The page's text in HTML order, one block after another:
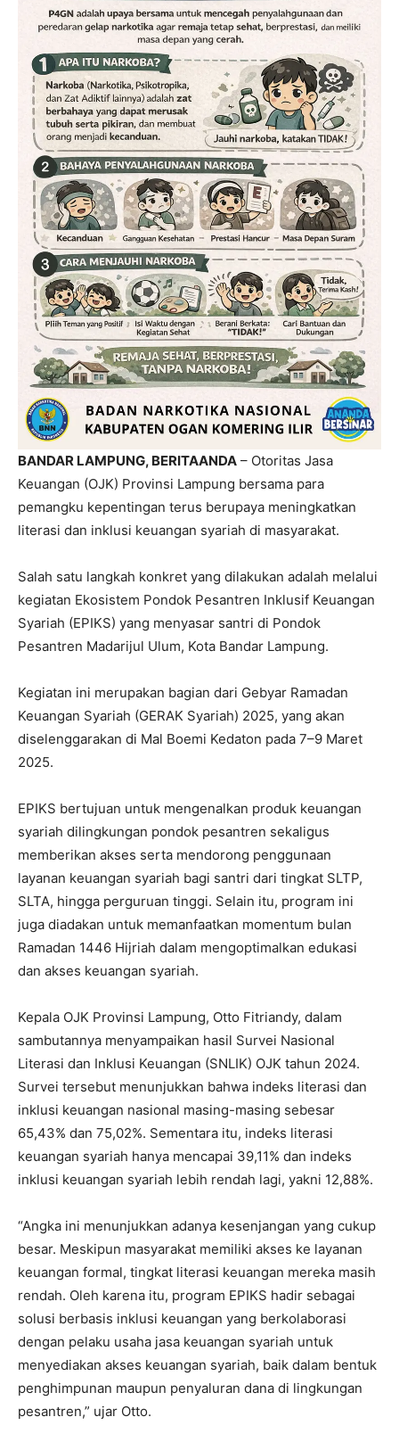
BANDAR LAMPUNG, BERITAANDA – Otoritas Jasa
Keuangan (OJK) Provinsi Lampung bersama para
pemangku kepentingan terus berupaya meningkatkan
literasi dan inklusi keuangan syariah di masyarakat.
Salah satu langkah konkret yang dilakukan adalah melalui
kegiatan Ekosistem Pondok Pesantren Inklusif Keuangan
Syariah (EPIKS) yang menyasar santri di Pondok
Pesantren Madarijul Ulum, Kota Bandar Lampung.
Kegiatan ini merupakan bagian dari Gebyar Ramadan
Keuangan Syariah (GERAK Syariah) 2025, yang akan
diselenggarakan di Mal Boemi Kedaton pada 7–9 Maret
2025.
EPIKS bertujuan untuk mengenalkan produk keuangan
syariah dilingkungan pondok pesantren sekaligus
memberikan akses serta mendorong penggunaan
layanan keuangan syariah bagi santri dari tingkat SLTP,
SLTA, hingga perguruan tinggi. Selain itu, program ini
juga diadakan untuk memanfaatkan momentum bulan
Ramadan 1446 Hijriah dalam mengoptimalkan edukasi
dan akses keuangan syariah.
Kepala OJK Provinsi Lampung, Otto Fitriandy, dalam
sambutannya menyampaikan hasil Survei Nasional
Literasi dan Inklusi Keuangan (SNLIK) OJK tahun 2024.
Survei tersebut menunjukkan bahwa indeks literasi dan
inklusi keuangan nasional masing-masing sebesar
65,43% dan 75,02%. Sementara itu, indeks literasi
keuangan syariah hanya mencapai 39,11% dan indeks
inklusi keuangan syariah lebih rendah lagi, yakni 12,88%.
“Angka ini menunjukkan adanya kesenjangan yang cukup
besar. Meskipun masyarakat memiliki akses ke layanan
keuangan formal, tingkat literasi keuangan mereka masih
rendah. Oleh karena itu, program EPIKS hadir sebagai
solusi berbasis inklusi keuangan yang berkolaborasi
dengan pelaku usaha jasa keuangan syariah untuk
menyediakan akses keuangan syariah, baik dalam bentuk
penghimpunan maupun penyaluran dana di lingkungan
pesantren,” ujar Otto.